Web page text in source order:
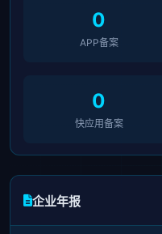
0
APP备案
0
快应用备案
企业年报